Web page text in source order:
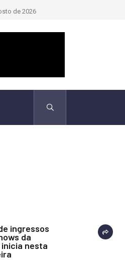
TCU identificou desvios de dinheiro
de 2026
ingressos
da
nesta